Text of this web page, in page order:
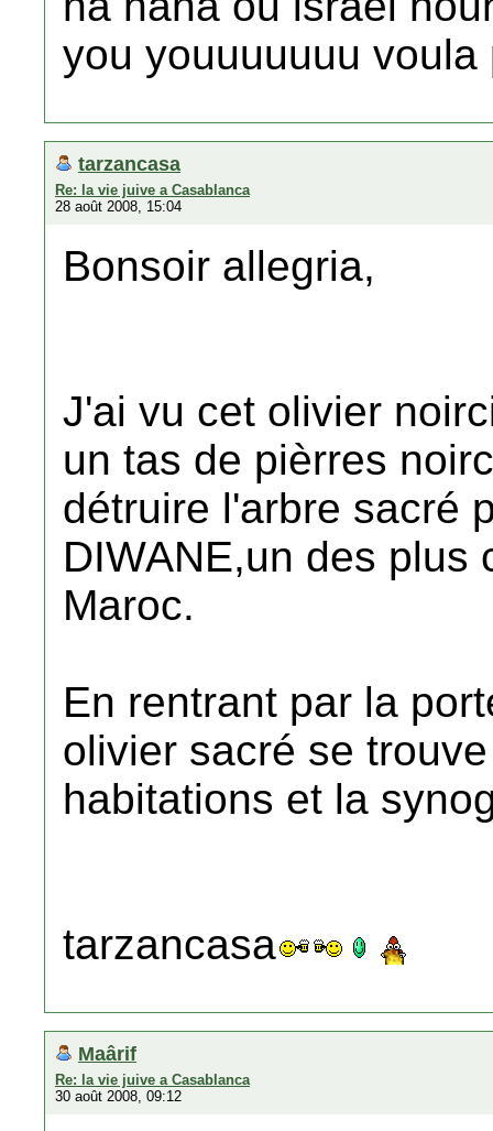
you youuuuuuu voula
tarzancasa
Re: la vie juive a Casablanca
28 août 2008, 15:04
Bonsoir allegria,
J'ai vu cet olivier
un tas de pièrres
détruire l'arbre sacré
DIWANE,un des plus
Maroc.
En rentrant par la
olivier sacré se
habitations et la
tarzancasa
Maârif
Re: la vie juive a Casablanca
30 août 2008, 09:12